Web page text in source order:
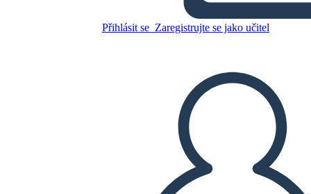
Přihlásit se Zaregistrujte se jako učitel
PŘEHRÁT PREZENTACI
PŘEČTI MI